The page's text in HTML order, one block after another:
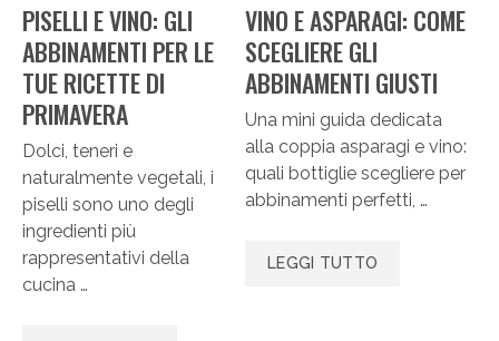
PISELLI E VINO: GLI
ABBINAMENTI PER LE
TUE RICETTE DI
PRIMAVERA
Dolci, teneri e
naturalmente vegetali, i
piselli sono uno degli
ingredienti più
rappresentativi della
cucina …
VINO E ASPARAGI: COME
SCEGLIERE GLI
ABBINAMENTI GIUSTI
Una mini guida dedicata
alla coppia asparagi e vino:
quali bottiglie scegliere per
abbinamenti perfetti, …
LEGGI TUTTO